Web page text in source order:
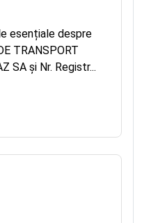
esențiale despre
TRANSPORT
SA și Nr. Registr...